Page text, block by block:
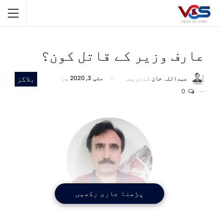
عارف وزیر کے قاتل کون؟
بلاگز عبداللہ خان کے ذریعہ مئی 3, 2020
پر
پڑھنا جاری رکھیں